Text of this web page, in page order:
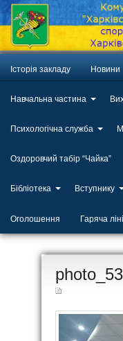
Історія закладу Новини
Навчальна частина
Психологічна служба
Оздоровчий табір “Чайка”
Бібліотека Вступнику
Оголошення Гаряча
20